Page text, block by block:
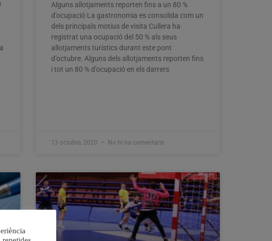
Alguns allotjaments reporten fins a un 80 %
d’ocupació La gastronomia es consolida com un
dels principals motius de visita Cullera ha
registrat una ocupació del 50 % als seus
allotjaments turístics durant este pont
d’octubre. Alguns dels allotjaments reporten fins
i tot un 80 % d’ocupació en els darrers
13 octubre, 2020 No hi ha comentaris